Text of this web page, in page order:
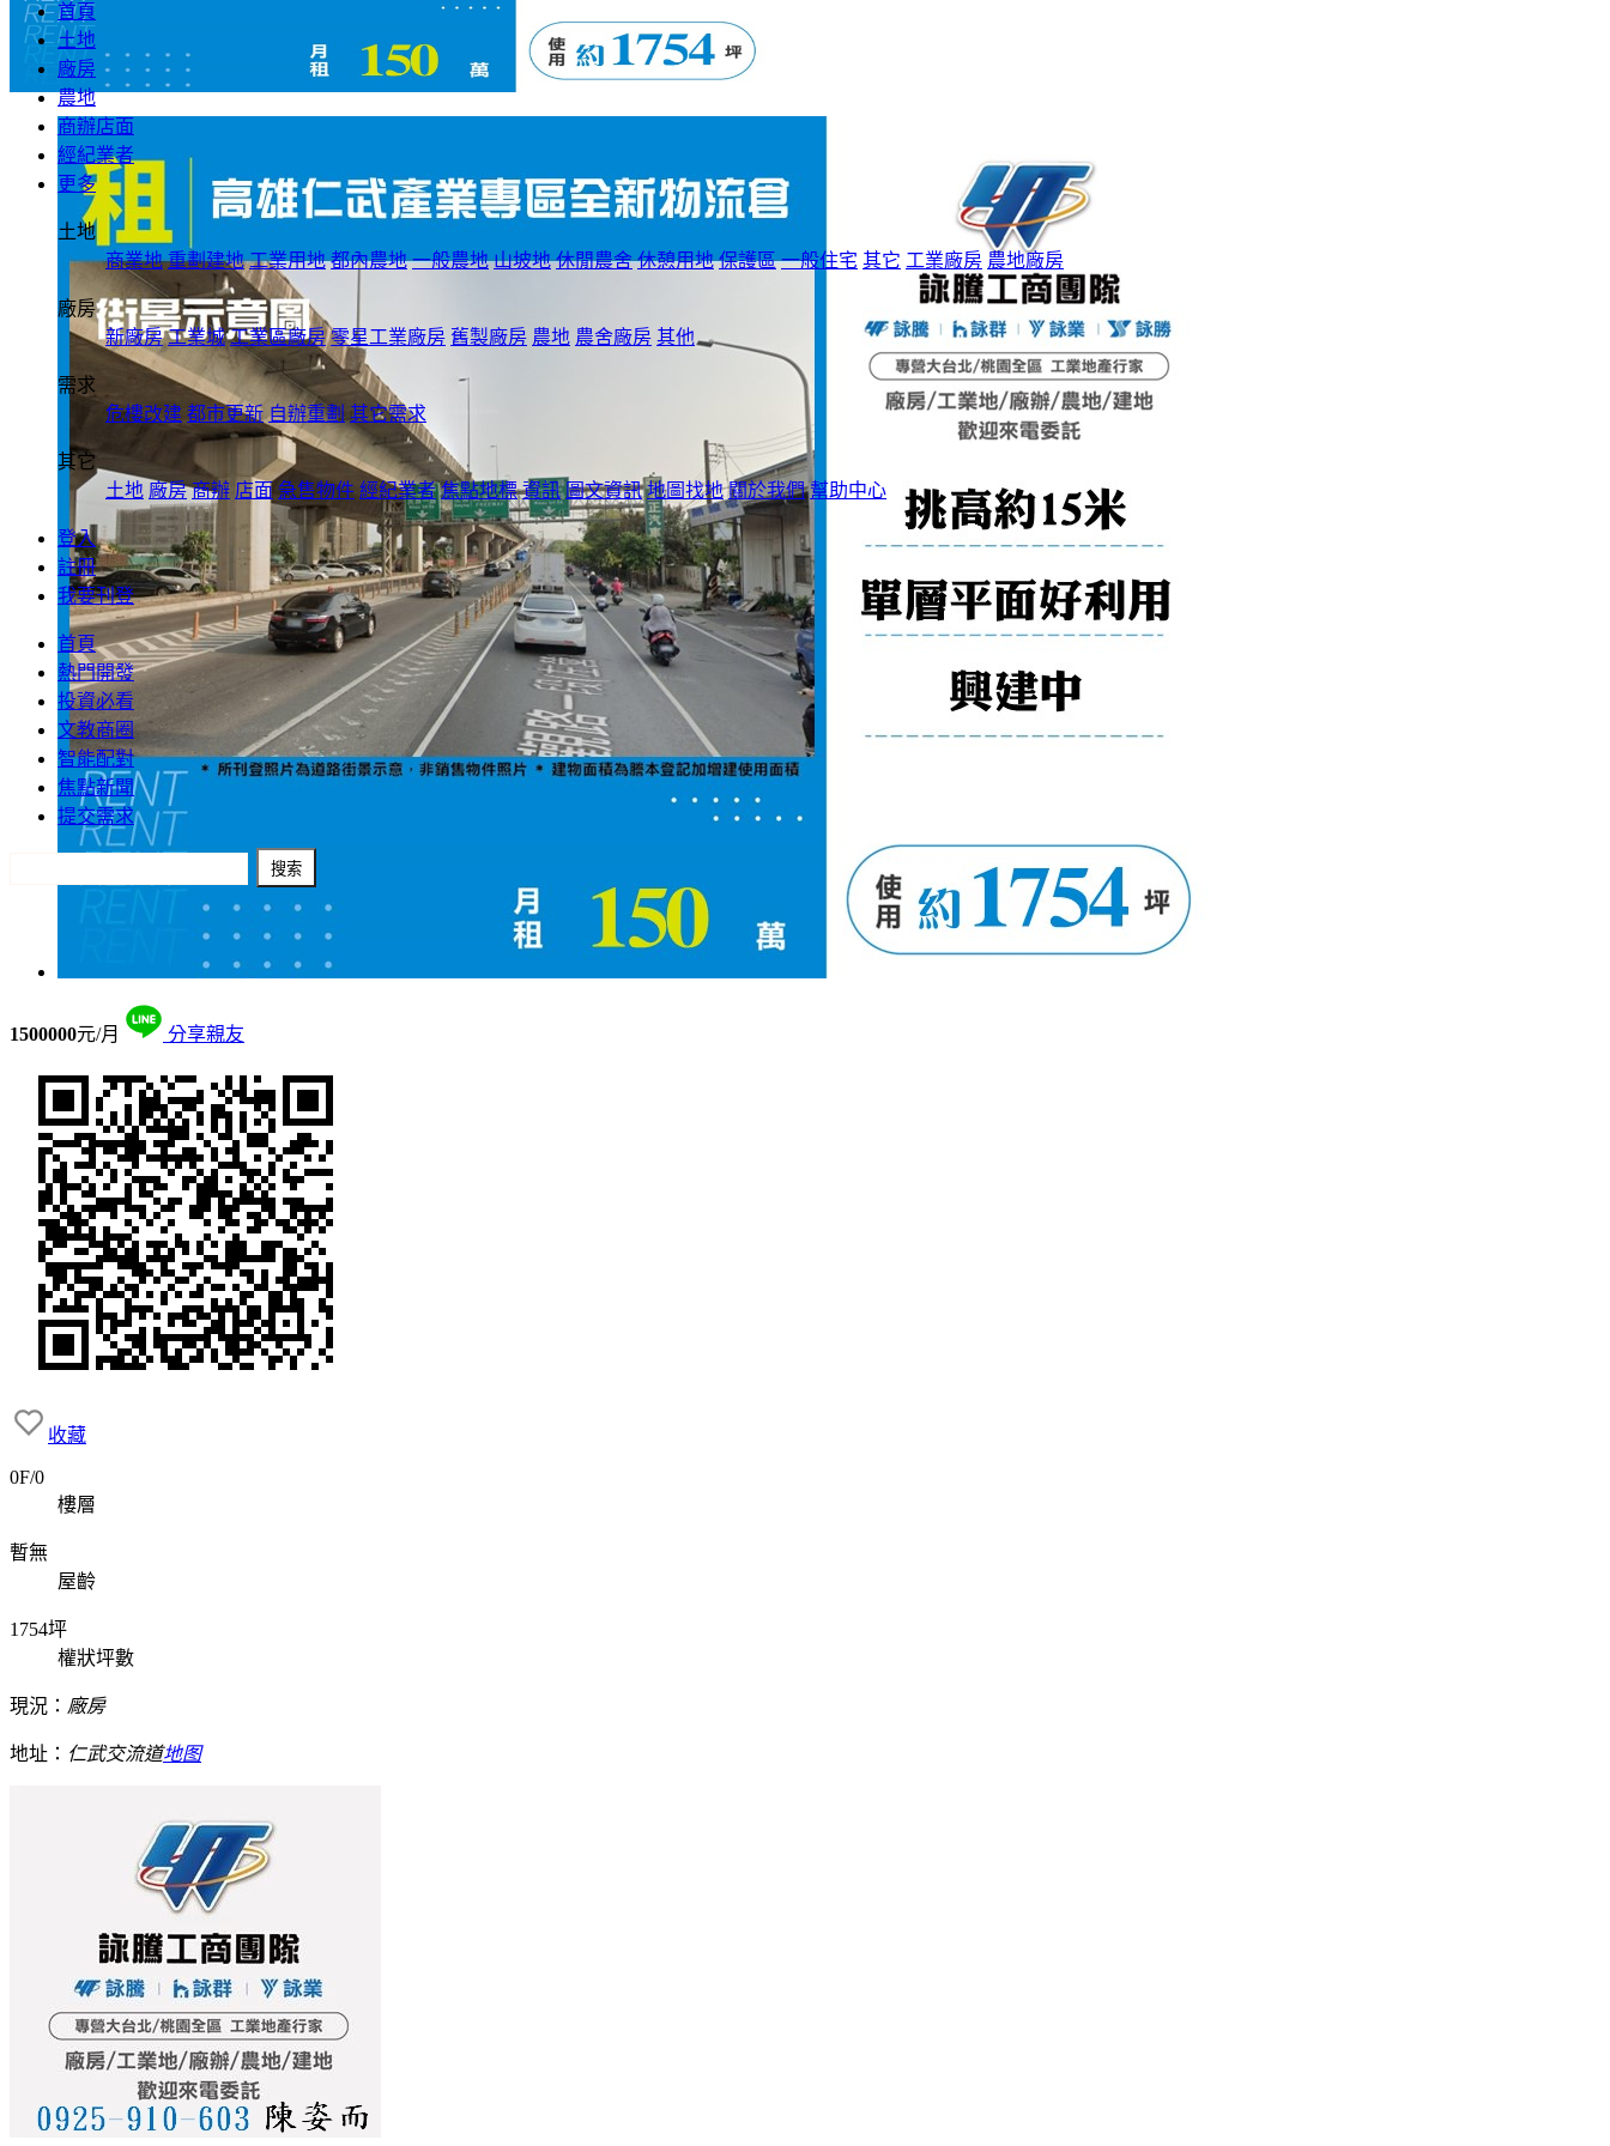
首頁
土地
廠房
農地
商辦店面
經紀業者
更多
土地
商業地 重劃建地 工業用地 都內農地 一般農地 山坡地 休閒農舍 休憩用地 保護區 一般住宅 其它 工業廠房 農地廠房
廠房
新廠房 工業城 工業區廠房 零星工業廠房 舊製廠房 農地 農舍廠房 其他
需求
危樓改建 都市更新 自辦重劃 其它需求
其它
土地 廠房 商辦 店面 急售物件 經紀業者 焦點地標 資訊 圖文資訊 地圖找地 關於我們 幫助中心
登入
註冊
我要刊登
首頁
熱門開發
投資必看
文教商圈
智能配對
焦點新聞
提交需求
1500000元/月 分享親友
收藏
0F/0
樓層
暫無
屋齡
1754坪
權狀坪數
現況： 廠房
地址： 仁武交流道地图